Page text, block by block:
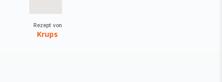
Rezept von
Krups